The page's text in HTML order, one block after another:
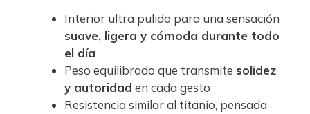
Interior ultra pulido para una sensación
suave, ligera y cómoda durante todo
el día
Peso equilibrado que transmite solidez
y autoridad en cada gesto
Resistencia similar al titanio, pensada